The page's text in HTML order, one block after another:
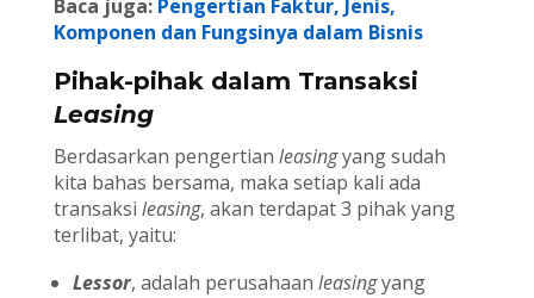
Baca juga: Pengertian Faktur, Jenis,
Komponen dan Fungsinya dalam Bisnis
Pihak-pihak dalam Transaksi
Leasing
Berdasarkan pengertian leasingyang sudah
kita bahas bersama, maka setiap kali ada
transaksi leasing, akan terdapat 3 pihak yang
terlibat, yaitu:
Lessor, adalah perusahaan leasingyang